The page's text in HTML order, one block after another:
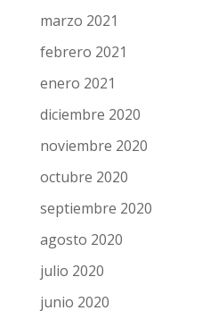
marzo 2021
febrero 2021
enero 2021
diciembre 2020
noviembre 2020
octubre 2020
septiembre 2020
agosto 2020
julio 2020
junio 2020